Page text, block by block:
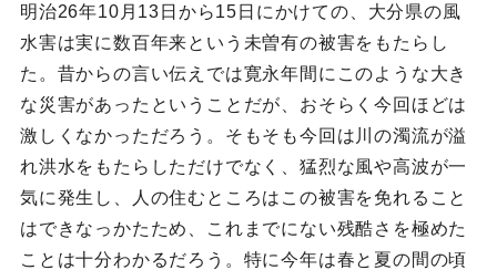
明治26年10月13日から15日にかけての、大分県の風
水害は実に数百年来という未曽有の被害をもたらし
た。昔からの言い伝えでは寛永年間にこのような大き
な災害があったということだが、おそらく今回ほどは
激しくなかっただろう。そもそも今回は川の濁流が溢
れ洪水をもたらしただけでなく、猛烈な風や高波が一
気に発生し、人の住むところはこの被害を免れること
はできなっかたため、これまでにない残酷さを極めた
ことは十分わかるだろう。特に今年は春と夏の間の頃